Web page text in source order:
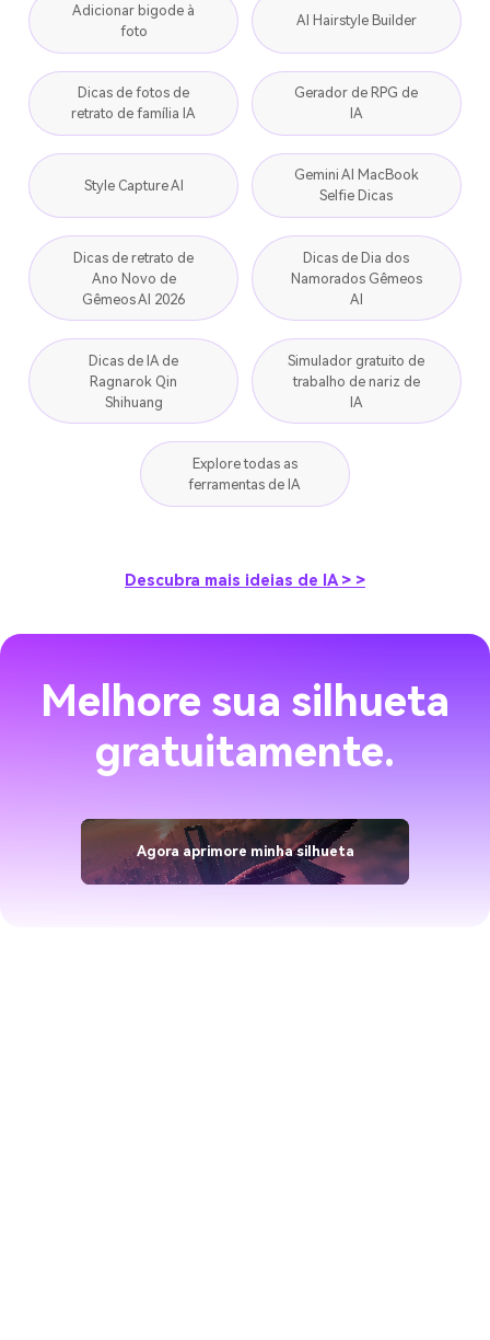
Adicionar bigode à
foto
AI Hairstyle Builder
Dicas de fotos de
retrato de família IA
Gerador de RPG de
IA
Style Capture AI
Gemini AI MacBook
Selfie Dicas
Dicas de retrato de
Ano Novo de
Gêmeos AI 2026
Dicas de Dia dos
Namorados Gêmeos
AI
Dicas de IA de
Ragnarok Qin
Shihuang
Simulador gratuito de
trabalho de nariz de
IA
Explore todas as
ferramentas de IA
Descubra mais ideias de IA > >
Melhore sua silhueta
gratuitamente.
Agora aprimore minha silhueta